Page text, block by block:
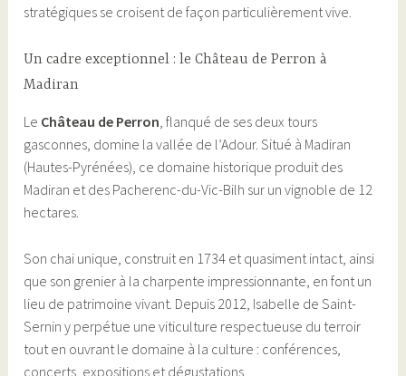
stratégiques se croisent de façon particulièrement vive.
Un cadre exceptionnel : le Château de Perron à
Madiran
Le Château de Perron, flanqué de ses deux tours
gasconnes, domine la vallée de l’Adour. Situé à Madiran
(Hautes-Pyrénées), ce domaine historique produit des
Madiran et des Pacherenc-du-Vic-Bilh sur un vignoble de 12
hectares.
Son chai unique, construit en 1734 et quasiment intact, ainsi
que son grenier à la charpente impressionnante, en font un
lieu de patrimoine vivant. Depuis 2012, Isabelle de Saint-
Sernin y perpétue une viticulture respectueuse du terroir
tout en ouvrant le domaine à la culture : conférences,
concerts, expositions et dégustations.